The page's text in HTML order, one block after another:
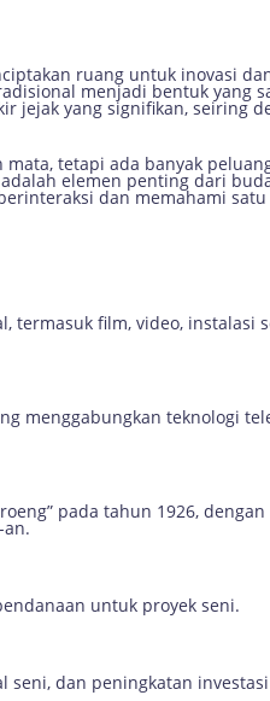
ruang untuk inovasi
menjadi bentuk yang
jejak yang signifikan, seiring
tetapi ada banyak
elemen penting dari
dan memahami satu
termasuk film, video, instalasi
menggabungkan teknologi
pada tahun 1926,
untuk proyek seni.
dan peningkatan